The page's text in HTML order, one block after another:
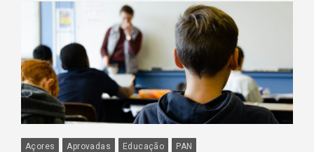
Açores Aprovadas Educação
PAN